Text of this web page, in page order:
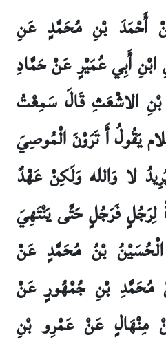
أَحْمَدَ بْنِ مُحَمَّدٍ عَنِ
أَبِي عُمَيْرٍ عَنْ حَمَّادِ
الاشْعَثِ قَالَ سَمِعْتُ
يَقُولُ أَ تَرَوْنَ الْمُوصِيَ
لا وَالله وَلَكِنْ عَهْدٌ
فَرَجُلٍ حَتَّى يَنْتَهِيَ
بْنُ مُحَمَّدٍ عَنْ
بْنِ جُمْهُورٍ عَنْ
عَنْ عَمْرِو بْنِ